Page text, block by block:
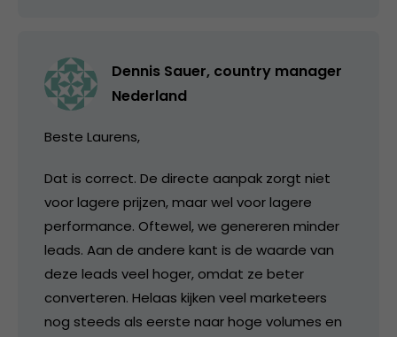
Dennis Sauer, country manager
Nederland
Beste Laurens,
Dat is correct. De directe aanpak zorgt niet
voor lagere prijzen, maar wel voor lagere
performance. Oftewel, we genereren minder
leads. Aan de andere kant is de waarde van
deze leads veel hoger, omdat ze beter
converteren. Helaas kijken veel marketeers
nog steeds als eerste naar hoge volumes en